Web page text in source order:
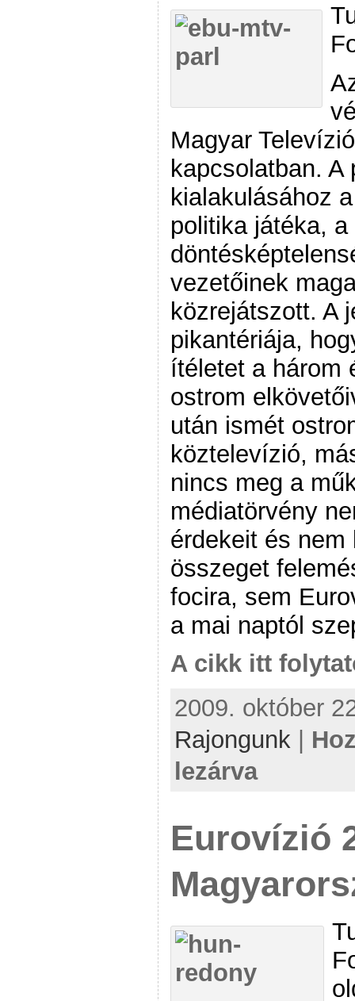
Magyar
kapcsolatban. A
kialakulásához
politika játéka,
vezetőinek
közrejátszott. A
pikantériája,
ítéletet a három
ostrom
után ismét
köztelevízió,
nincs meg a
médiatörvény
érdekeit és
összeget
focira, sem
a mai naptól
A cikk itt
2009. október
Rajongunk
lezárva
Eurovízió